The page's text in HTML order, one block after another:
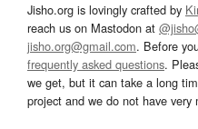
Jisho.org is lovingly crafted by
reach us on Mastodon at
jisho.org@gmail.com. Before
frequently asked questions.
we get, but it can take a long
project and we do not have